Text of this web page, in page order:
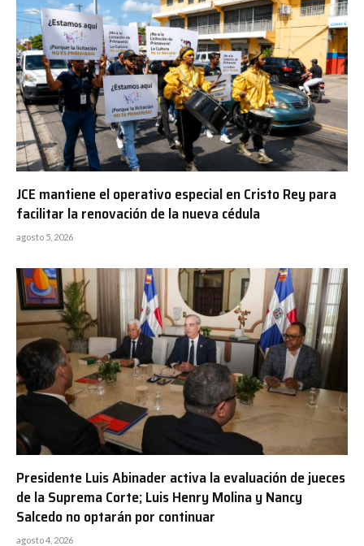
JCE mantiene el operativo especial en Cristo Rey para
facilitar la renovación de la nueva cédula
agosto 5, 2026
Presidente Luis Abinader activa la evaluación de jueces
de la Suprema Corte; Luis Henry Molina y Nancy
Salcedo no optarán por continuar
agosto 4, 2026